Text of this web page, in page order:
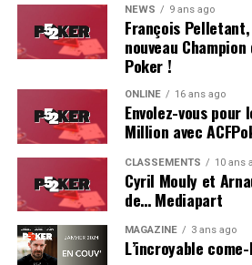
Hugues Mazerolle (France) :
Jose Quintas (Portugal) :
Joao Pedro Ferreira
Dylan Lauret (France) :
Hugo Soares (Portugal) :
Ivo Almeida (Portugal) :
Leo Philippe (France) : 16.000
NEWS 9 ans ago
François Pelletant,
nouveau
Poker !
ONLINE 16 ans ago
Envolez-vous pour
Million avec
CLASSEMENTS 10 ans
Cyril Mouly et
de… Mediapart
MAGAZINE 3 ans ago
L’incroyable